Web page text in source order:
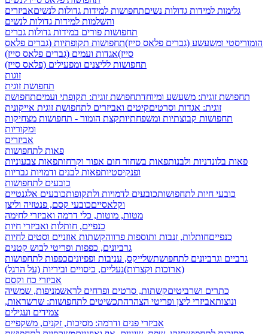
גלימות למידות גדולות נשיםתחפושות למידות גדולות לנשיםאביזרים
והשלמות למידות גדולות לנשים
תחפושות פורים במידות גדולות גברים
הומוריסטי ומשעשע (גברים פלאס סייז)תחפושות תקופתיות (גברים פלאס
סייז)אגדות ועמים (גברים פלאס סייז)
תחפושות לליצנים ומפעילים (פלאס סייז)
זוגות
תחפושת זוגית
תחפושת זוגית: משעשע ומיוחדתחפושת זוגית: תקופתי ועמיםתחפושת
זוגית: אגדות וסרטיםקיטים ואביזרים לתחפושת זוגית אייקונית
תחפושות קבוצתיות ומשפחתיותקצת הומור - תחפושות מצחיקות
ומקוריות
אביזרים
פאות לתחפושות
פאות בלונדניות ולבנותפאות בשחור חום אפור וקרחותפאות צבעוניות
ופנקיסטיותפאות לבנים ודמויות גבריות
כובעים לתחפושות
כובעי חיות לתחפושותכובעים לדמויות ולתקופותכובעים אלגנטיים
וקלאסייםכובעי קסם, פנטזיה וליצן
מטות, מוטות, כלי דרמה ואביזרי לחימה
כנפיים, חותלות ואביזרי חיות
כנפייםחותלות, זנבות ותוספות פרווהקשתות אוזניים וסטים לחיות
גרביונים, כפפות ופריטי לבוש קטנים
גרביים וגרביונים לתחפושתשלייקס, עניבות ופפיוניםכפפות לתחפושות
(ארוכות וקצרות)נעליים, כיסויים וביריות (על הרגל)
אביזרי כח וקסם
כתרים ושרביטיםקשתות, סרטים ופרחים לראשמניפות, שמשיה
ונוצותאביזרי ליצן ופריטי הצהרהתכשיטים לתחפושות: שרשראות,
צמידים ועגילים
אביזרי פנים ודרמה: מסיכות, זקנים, משקפיים